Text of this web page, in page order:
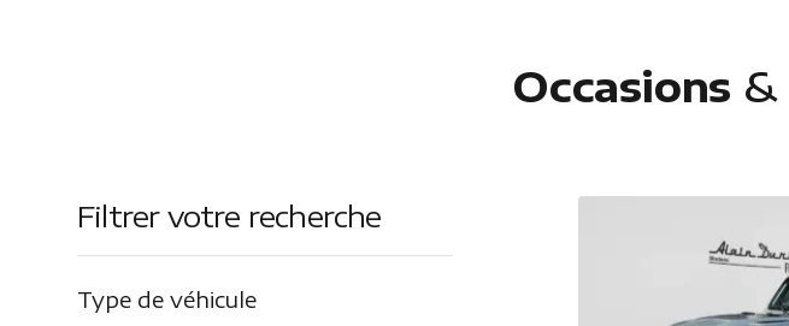
Fiat
Occasions &
Filtrer votre recherche
Type de véhicule